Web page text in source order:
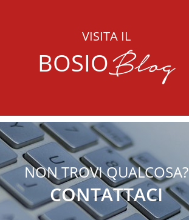
VISITA IL
BOSIOBlog
NON TROVI QUALCOSA?
CONTATTACI